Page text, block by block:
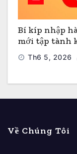
Bí kíp nhập
mới tập tành
Th6 5, 2026
Về Chúng Tôi